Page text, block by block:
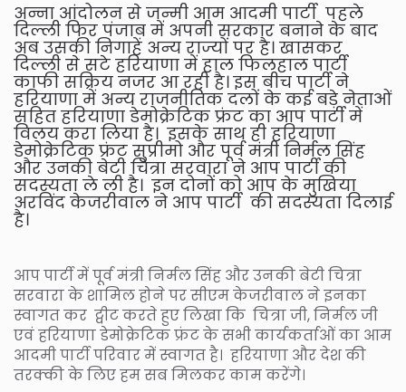
अन्ना आंदोलन से जन्मी आम आदमी पार्टी पहले
दिल्ली फिर पंजाब में अपनी सरकार बनाने के बाद
अब उसकी निगाहें अन्य राज्यों पर है। खासकर
दिल्ली से सटे हरियाणा में हाल फिलहाल पार्टी
काफी सक्रिय नजर आ रही है। इस बीच पार्टी ने
हरियाणा में अन्य राजनीतिक दलों के कई बड़े नेताओं
सहित हरियाणा डेमोक्रेटिक फ्रंट का आप पार्टी में
विलय करा लिया है। इसके साथ ही हरियाणा
डेमोक्रेटिक फ्रंट सुप्रीमो और पूर्व मंत्री निर्मल सिंह
और उनकी बेटी चित्रा सरवारा ने आप पार्टी की
सदस्यता ले ली है। इन दोनों को आप के मुखिया
अरविंद केजरीवाल ने आप पार्टी की सदस्यता दिलाई
है।
आप पार्टी में पूर्व मंत्री निर्मल सिंह और उनकी बेटी चित्रा
सरवारा के शामिल होने पर सीएम केजरीवाल ने इनका
स्वागत कर ट्वीट करते हुए लिखा कि चित्रा जी, निर्मल जी
एवं हरियाणा डेमोक्रेटिक फ्रंट के सभी कार्यकर्ताओं का आम
आदमी पार्टी परिवार में स्वागत है। हरियाणा और देश की
तरक्की के लिए हम सब मिलकर काम करेंगे।